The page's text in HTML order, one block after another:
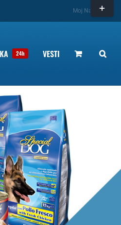
Moj Nalog
24h VESTI
Toggle
Sliding
Bar